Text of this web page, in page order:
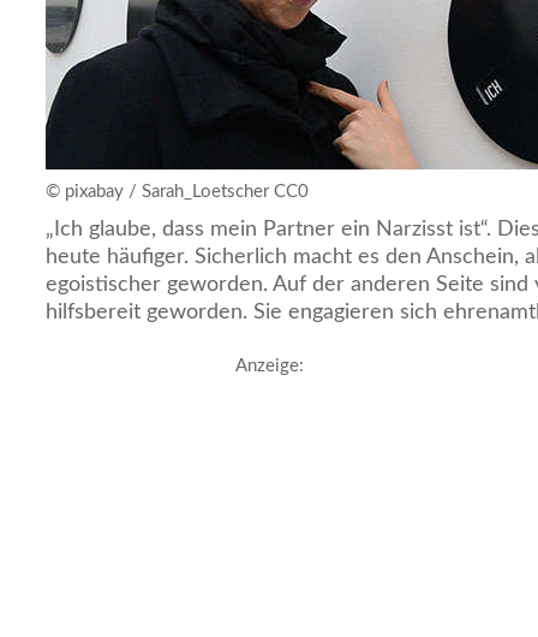
© pixabay / Sarah_Loetscher CC0
„Ich glaube, dass mein Partner ein Narzisst ist“.
heute häufiger. Sicherlich macht es den Anschein,
egoistischer geworden. Auf der anderen Seite
hilfsbereit geworden. Sie engagieren sich
Anzeige: